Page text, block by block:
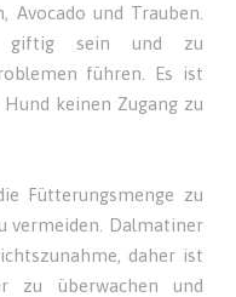
Avocado und Trauben.
giftig sein und zu
führen. Es ist
keinen Zugang zu
Fütterungsmenge zu
vermeiden. Dalmatiner
daher ist
zu überwachen und